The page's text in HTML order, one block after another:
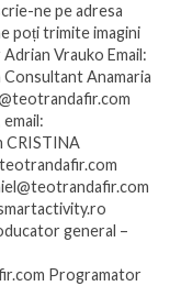
ne pe adresa
poți trimite imagini
Vrauko Email:
Anamaria
CRISTINA
general –
Programator